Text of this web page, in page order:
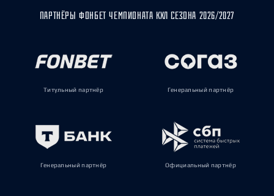
ПАРТНЁРЫ ФОНБЕТ ЧЕМПИОНАТА КХЛ СЕЗОНА 2026/2027
Титульный партнёр Генеральный партнёр
Генеральный партнёр Официальный партнёр